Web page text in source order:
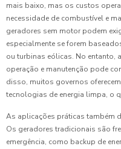
mais baixo, mas os custos
necessidade de combustível e
geradores sem motor podem
especialmente se forem
ou turbinas eólicas. No entanto,
operação e manutenção pode
disso, muitos governos
tecnologias de energia limpa, o
As aplicações práticas também
Os geradores tradicionais são
emergência, como backup de